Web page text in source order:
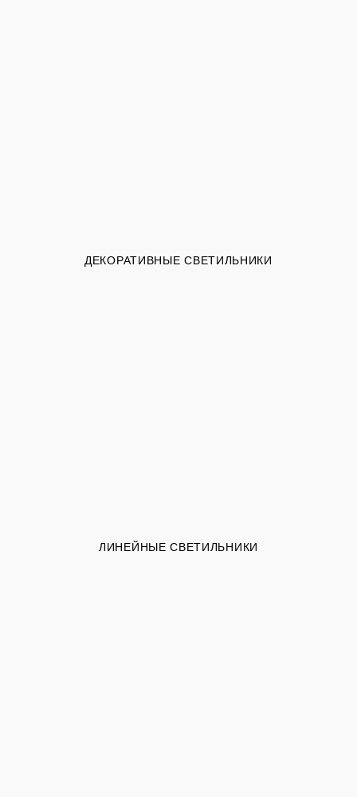
ДЕКОРАТИВНЫЕ СВЕТИЛЬНИКИ
ЛИНЕЙНЫЕ СВЕТИЛЬНИКИ